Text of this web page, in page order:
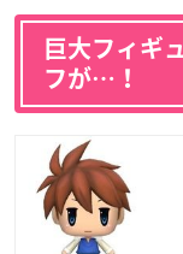
巨大フィギ
フが…！